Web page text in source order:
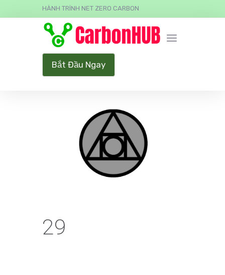
HÀNH TRÌNH NET ZERO CARBON
Bắt Đầu Ngay
29